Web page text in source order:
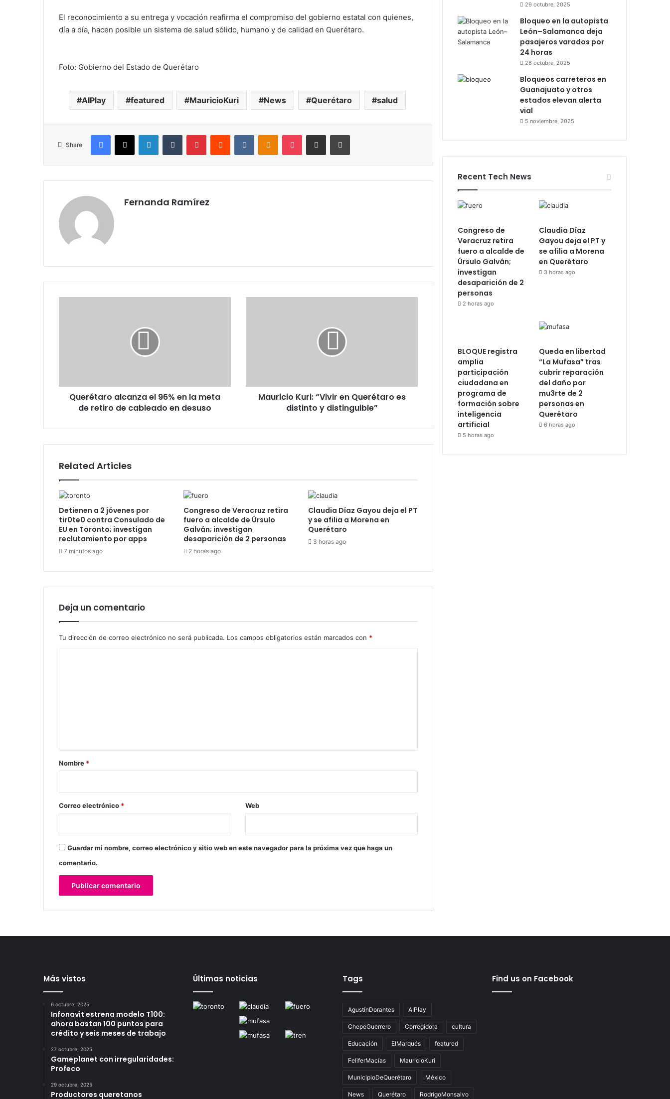
El reconocimiento a su entrega y vocación reafirma el compromiso del gobierno estatal con quienes,
día a día, hacen posible un sistema de salud sólido, humano y de calidad en Querétaro.
Foto: Gobierno del Estado de Querétaro
AIPlay featured MauricioKuri News Querétaro salud
Share
Facebook
X LinkedInTumblr PinterestReddit VKontakteOdnoklassniki
Pocket Share via Email Print
Fernanda Ramírez
retiro
cableado
desuso
Querétaro alcanza el 96% en la meta
de retiro de cableado en desuso
distinguible”
Mauricio Kuri: “Vivir en Querétaro es
distinto y distinguible”
Related Articles
Detienen a 2 jóvenes por
tir0te0 contra Consulado de
EU en Toronto; investigan
reclutamiento por apps
7 minutos ago
Congreso de Veracruz retira
fuero a alcalde de Úrsulo
Galván; investigan
desaparición de 2 personas
2 horas ago
Claudia Díaz Gayou deja el PT
y se afilia a Morena en
Querétaro
3 horas ago
Deja un comentario
Tu dirección de correo electrónico no será publicada. Los campos obligatorios están marcados con *
r
*
Nombre *
Correo electrónico * Web
Guardar mi nombre, correo electrónico y sitio web en este navegador para la próxima vez que haga un
comentario.
29 octubre, 2025
Bloqueo en la autopista
León–Salamanca deja
pasajeros varados por
24 horas
28 octubre, 2025
Bloqueos carreteros en
Guanajuato y otros
estados elevan alerta
vial
5 noviembre, 2025
Recent Tech News
Congreso de
Veracruz retira
fuero a alcalde de
Úrsulo Galván;
investigan
desaparición de 2
personas
2 horas ago
Claudia Díaz
Gayou deja el PT y
se afilia a Morena
en Querétaro
3 horas ago
BLOQUE registra
amplia
participación
ciudadana en
programa de
formación sobre
inteligencia
artificial
5 horas ago
Queda en libertad
“La Mufasa” tras
cubrir reparación
del daño por
mu3rte de 2
personas en
Querétaro
6 horas ago
Más vistos
6 octubre, 2025
Infonavit estrena modelo T100:
ahora bastan 100 puntos para
crédito y seis meses de trabajo
27 octubre, 2025
Gameplanet con irregularidades:
Profeco
29 octubre, 2025
Productores queretanos
Últimas noticias Tags
AgustínDorantes AIPlay
ChepeGuerrero Corregidora cultura
Educación ElMarqués featured
FeliferMacías MauricioKuri
MunicipioDeQuerétaro México
News Querétaro RodrigoMonsalvo
Find us on Facebook